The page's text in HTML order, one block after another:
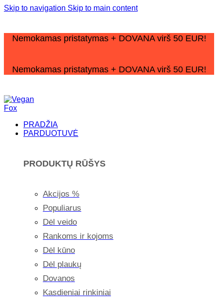
Skip to navigation Skip to main content
Nemokamas pristatymas + DOVANA virš 50 EUR!
Nemokamas pristatymas + DOVANA virš 50 EUR!
PRADŽIA
PARDUOTUVĖ
PRODUKTŲ RŪŠYS
Akcijos %
Populiarus
Dėl veido
Rankoms ir kojoms
Dėl kūno
Dėl plaukų
Dovanos
Kasdieniai rinkiniai